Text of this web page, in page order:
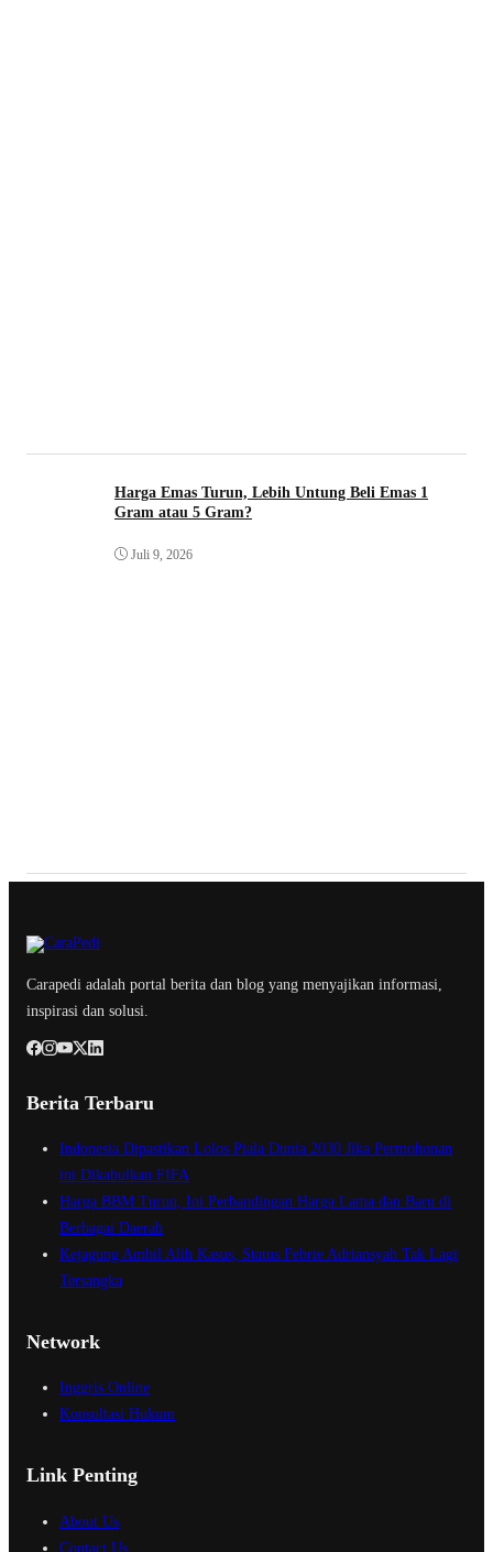
Harga Emas Turun, Lebih Untung Beli Emas 1
Gram atau 5 Gram?
Juli 9, 2026
Carapedi adalah portal berita dan blog yang menyajikan informasi,
inspirasi dan solusi.
Berita Terbaru
Indonesia Dipastikan Lolos Piala Dunia 2030 Jika Permohonan
ini Dikabulkan FIFA
Harga BBM Turun, Ini Perbandingan Harga Lama dan Baru di
Berbagai Daerah
Kejagung Ambil Alih Kasus, Status Febrie Adriansyah Tak Lagi
Tersangka
Network
Inggris Online
Konsultasi Hukum
Link Penting
About Us
Contact Us